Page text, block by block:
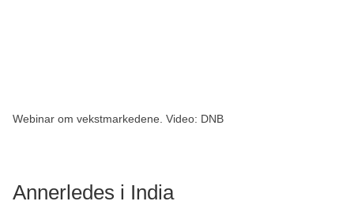
Webinar om vekstmarkedene. Video: DNB
Annerledes i India